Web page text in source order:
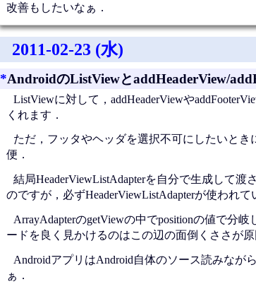
改善もしたいなぁ．
2011-02-23 (水)
*AndroidのListViewとaddHeaderView/
ListViewに対して，addHeaderViewや
くれます．
ただ，フッタやヘッダを選択不可にしたいとき
便．
結局HeaderViewListAdapterを自分で生成して
のですが，必ずHeaderViewListAdapterが使われ
ArrayAdapterのgetViewの中でpositionの値で分
ードを良く見かけるのはこの辺の面倒くささが原
AndroidアプリはAndroid自体のソース読みなが
ぁ．